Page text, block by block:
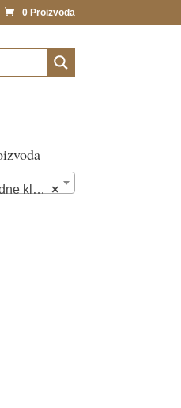
0 Proizvoda
×
(28)